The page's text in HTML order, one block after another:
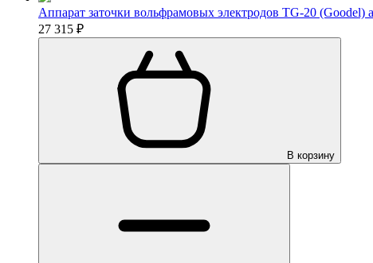
Аппарат заточки вольфрамовых электродов TG-20 (Goodel)
27 315 ₽
В корзину